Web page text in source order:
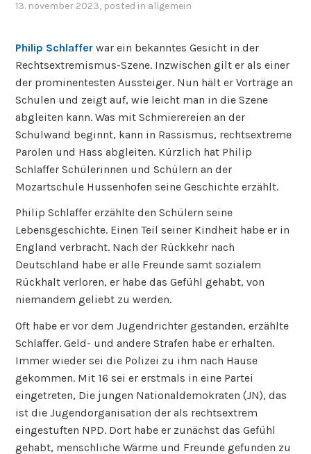
13. november 2023, posted in allgemein
Philip Schlaffer war ein bekanntes Gesicht in der
Rechtsextremismus-Szene. Inzwischen gilt er als einer
der prominentesten Aussteiger. Nun hält er Vorträge an
Schulen und zeigt auf, wie leicht man in die Szene
abgleiten kann. Was mit Schmierereien an der
Schulwand beginnt, kann in Rassismus, rechtsextreme
Parolen und Hass abgleiten. Kürzlich hat Philip
Schlaffer Schülerinnen und Schülern an der
Mozartschule Hussenhofen seine Geschichte erzählt.
Philip Schlaffer erzählte den Schülern seine
Lebensgeschichte. Einen Teil seiner Kindheit habe er in
England verbracht. Nach der Rückkehr nach
Deutschland habe er alle Freunde samt sozialem
Rückhalt verloren, er habe das Gefühl gehabt, von
niemandem geliebt zu werden.
Oft habe er vor dem Jugendrichter gestanden, erzählte
Schlaffer. Geld- und andere Strafen habe er erhalten.
Immer wieder sei die Polizei zu ihm nach Hause
gekommen. Mit 16 sei er erstmals in eine Partei
eingetreten, Die jungen Nationaldemokraten (JN), das
ist die Jugendorganisation der als rechtsextrem
eingestuften NPD. Dort habe er zunächst das Gefühl
gehabt, menschliche Wärme und Freunde gefunden zu